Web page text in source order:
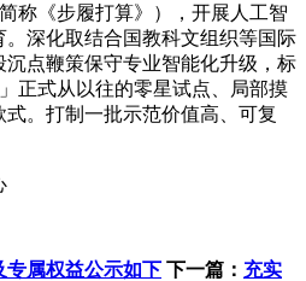
称《步履打算》），开展人工智
深化取结合国教科文组织等国际
点鞭策保守专业智能化升级，标
正式从以往的零星试点、局部摸
。打制一批示范价值高、可复
专属权益公示如下 下一篇： 充实